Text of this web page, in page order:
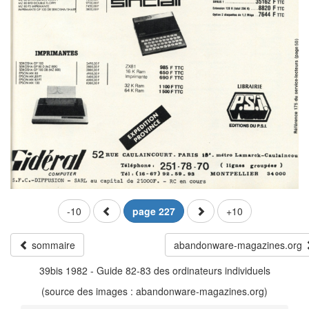
-10 page 227 +10
sommaire
abandonware-magazines.org
39bis 1982 - Guide 82-83 des ordinateurs individuels
(source des images : abandonware-magazines.org)